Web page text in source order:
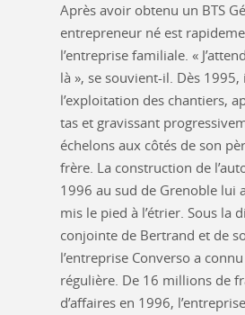
Après avoir obtenu un BTS
entrepreneur né est
l’entreprise familiale. «
là », se souvient-il. Dès 1995,
l’exploitation des chantiers,
tas et gravissant
échelons aux côtés de son
frère. La construction de
1996 au sud de Grenoble lui
mis le pied à l’étrier. Sous la
conjointe de Bertrand et de
l’entreprise Converso a
régulière. De 16 millions de
d’affaires en 1996,